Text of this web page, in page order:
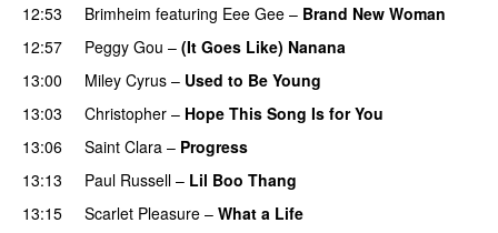
12:53 Brimheim featuring Eee Gee – Brand New Woman
12:57
Peggy Gou – (It Goes Like) Nanana
13:00 Miley Cyrus – Used to Be Young
13:03
Christopher – Hope This Song Is for You
13:06
Saint Clara – Progress
13:13
Paul Russell – Lil Boo Thang
13:15 Scarlet Pleasure – What a Life